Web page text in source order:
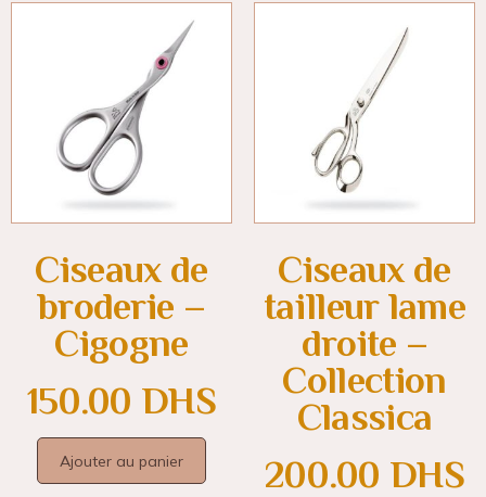
Ciseaux de
broderie –
Cigogne
150.00 DHS
Ajouter au panier
Ciseaux de
tailleur lame
droite –
Collection
Classica
200.00 DHS